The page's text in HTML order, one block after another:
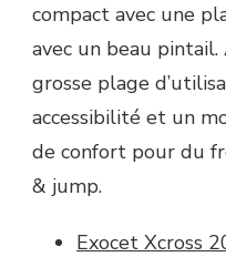
compact avec une
avec un beau
grosse plage
accessibilité et un
de confort pour du
& jump.
Exocet Xcross